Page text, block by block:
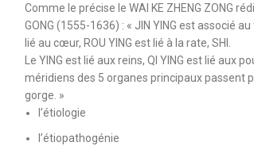
Comme le précise le WAI KE ZHENG ZONG
GONG (1555-1636) : « JIN YING est associé
lié au cœur, ROU YING est lié à la rate, SHI.
Le YING est lié aux reins, QI YING est lié aux
méridiens des 5 organes principaux passent
gorge. »
l’étiologie
l’étiopathogénie